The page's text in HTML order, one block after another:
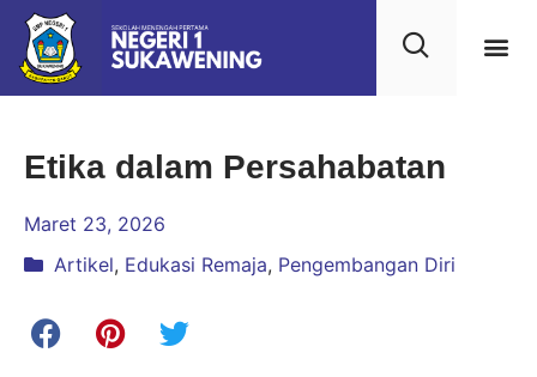
Etika dalam Persahabatan
Maret 23, 2026
Artikel, Edukasi Remaja, Pengembangan Diri